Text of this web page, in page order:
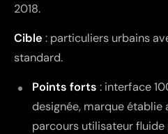
2018.
Cible : particuliers urbains
standard.
Points forts : interface
designée, marque
parcours utilisateur